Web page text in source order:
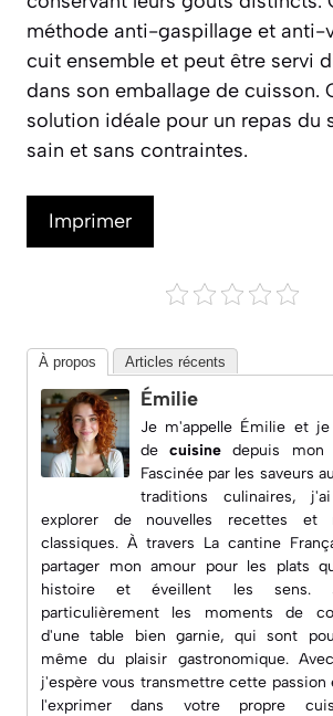
méthode anti-gaspillage et anti-
cuit ensemble et peut être servi
dans son emballage de cuisson.
solution idéale pour un repas du
sain et sans contraintes.
Imprimer
À propos Articles récents
Émilie
Je m'appelle Émilie et je
decuisine depuis mon
Fascinée par les saveurs
traditions culinaires,
explorer de nouvelles recettes et
classiques. À travers La cantine
partager mon amour pour les plats
histoire et éveillent les sens.
particulièrement les moments de
d'une table bien garnie, qui sont
même du plaisir gastronomique.
j'espère vous transmettre cette passion
l'exprimer dans votre propre